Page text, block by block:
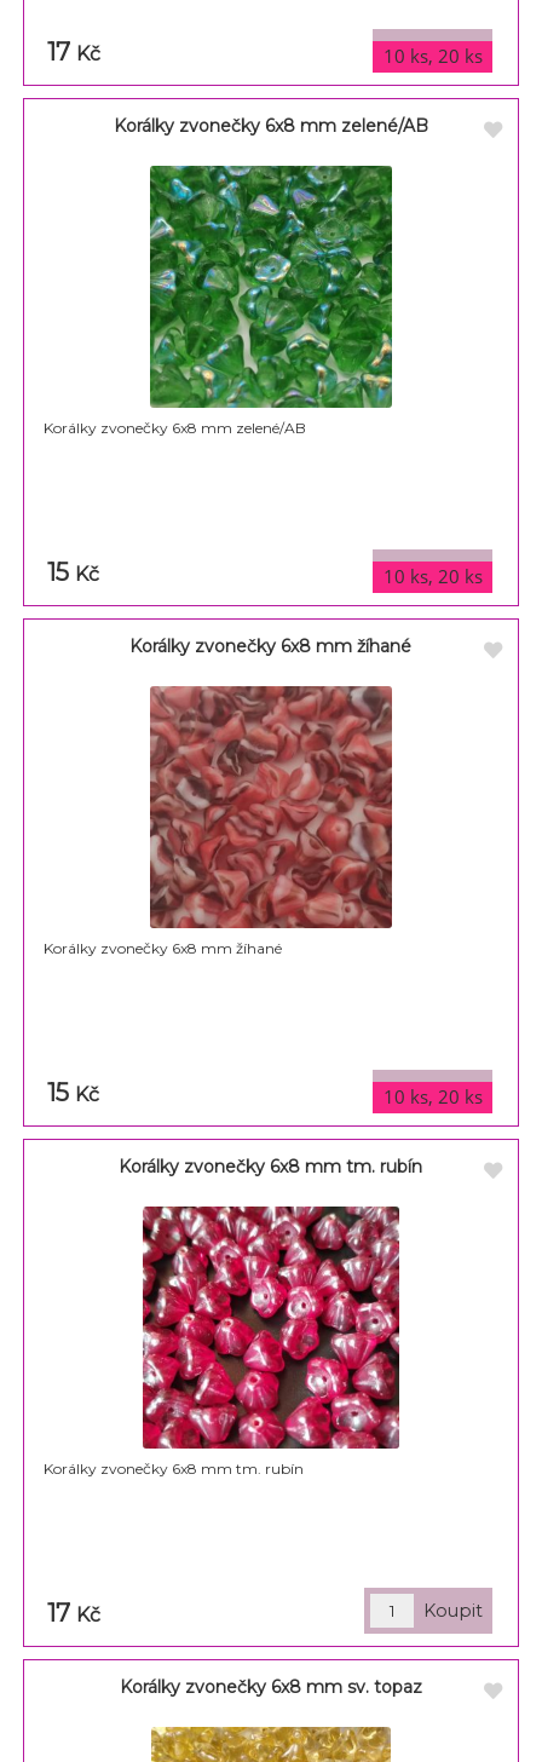
varianty
10 ks, 20 ks
17 Kč
Korálky zvonečky 6x8 mm zelené/AB
Korálky zvonečky 6x8 mm zelené/AB
varianty
10 ks, 20 ks
15 Kč
Korálky zvonečky 6x8 mm žíhané
Korálky zvonečky 6x8 mm žíhané
varianty
10 ks, 20 ks
15 Kč
Korálky zvonečky 6x8 mm tm. rubín
Korálky zvonečky 6x8 mm tm. rubín
17 Kč
Korálky zvonečky 6x8 mm sv. topaz